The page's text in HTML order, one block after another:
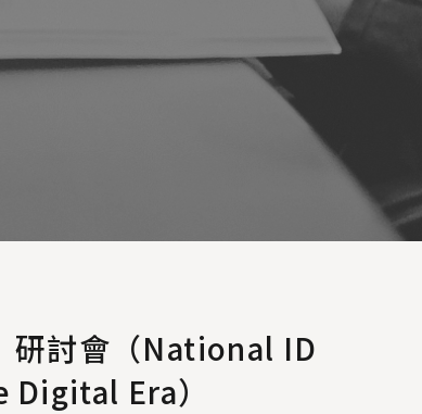
研討會（National ID
Era）